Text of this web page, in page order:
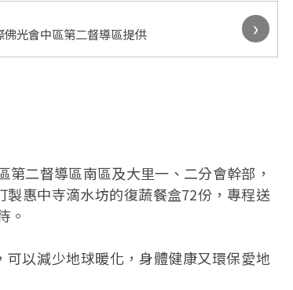
光會中區第二督導區提供
›
二督導區南區及大里一、二分會幹部，
惠中寺滴水坊的復蔬餐盒72份，專程送
。
以減少地球暖化，身體健康又環保愛地